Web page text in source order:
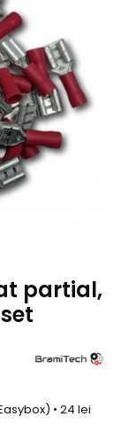
partial,
• 24 lei